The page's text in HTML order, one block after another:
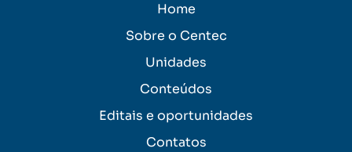
Home
Sobre o Centec
Unidades
Conteúdos
Editais e oportunidades
Contatos